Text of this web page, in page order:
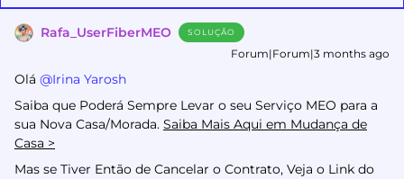
Rafa_UserFiberMEO SOLUÇÃO
Forum|Forum|3 months ago
Olá ​ @Irina Yarosh
Saiba que Poderá Sempre Levar o seu Serviço MEO para a
sua Nova Casa/Morada. Saiba Mais Aqui em Mudança de
Casa >
Mas se Tiver Então de Cancelar o Contrato, Veja o Link do ​